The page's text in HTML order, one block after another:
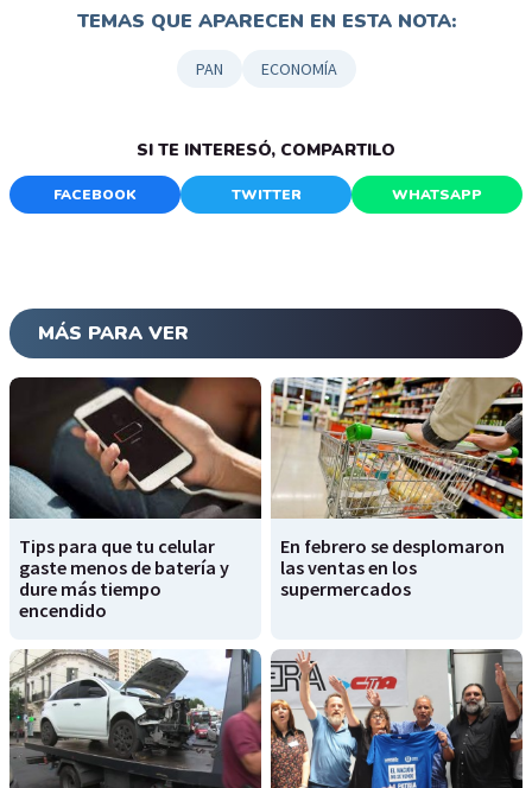
TEMAS QUE APARECEN EN ESTA NOTA:
PAN ECONOMÍA
SI TE INTERESÓ, COMPARTILO
FACEBOOK TWITTER WHATSAPP
MÁS PARA VER
Tips para que tu celular
gaste menos de batería y
dure más tiempo
encendido
En febrero se desplomaron
las ventas en los
supermercados